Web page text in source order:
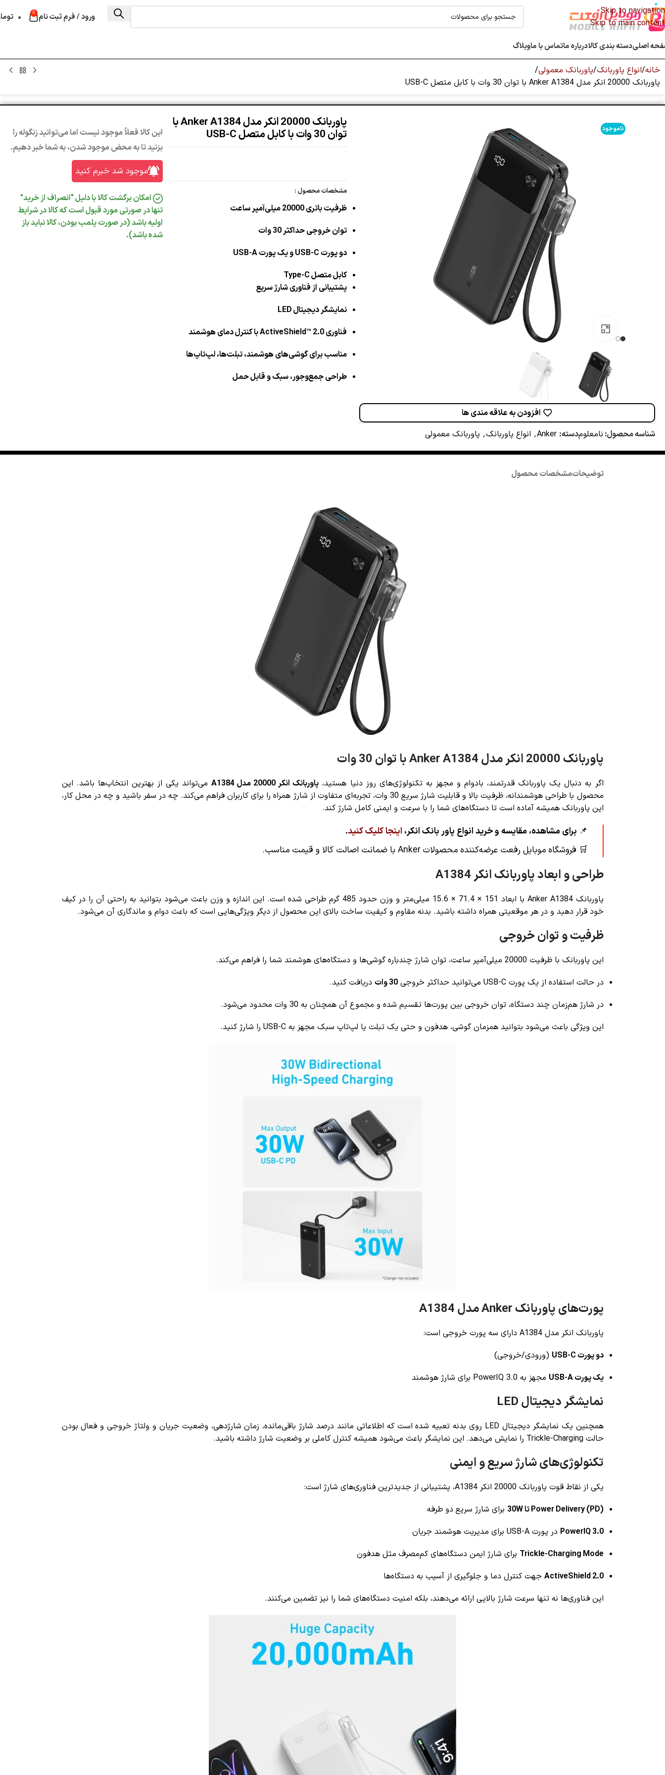
Skip to navigation
Skip to main content
ورود / فرم ثبت نام 0 ۰
اصلیدسته بندی کالادرباره ماتماس با ماوبلاگ
خانه انواع پاوربانک پاوربانک معمولی
پاوربانک 20000 انکر مدل Anker A1384 با توان 30 وات با کابل متصل USB-C
ناموجود
برای بزرگنمایی کلیک کنید
افزودن به علاقه مندی ها
شناسه محصول: نامعلومدسته: Anker
, انواع پاوربانک, پاوربانک معمولی
پاوربانک 20000 انکر مدل Anker A1384 با
توان 30 وات با کابل متصل USB-C
مشخصات محصول :
ظرفیت باتری20000 میلی‌آمپر ساعت
توان خروجیحداکثر 30 وات
دو پورت USB-C و یک پورت USB-A
کابل متصل Type-C
پشتیبانی از فناوری شارژ سریع
نمایشگر دیجیتال LED
فناوری ActiveShield™ 2.0 با کنترل دمای هوشمند
مناسب برای گوشی‌های هوشمند، تبلت‌ها، لپ‌تاپ‌ها
طراحیجمع‌وجور، سبک و قابل حمل
این کالا فعلاً موجود نیست اما می‌توانید زنگوله را
بزنید تا به محض موجود شدن، به شما خبر دهیم.
موجود شد خبرم کنید
امکان برگشت کالا با دلیل "انصراف از خرید"
تنها در صورتی مورد قبول است که کالا در شرایط
اولیه باشد (در صورت پلمب بودن، کالا نباید باز
شده باشد).
توضیحاتمشخصات محصول
پاوربانک 20000 انکر مدل Anker A1384 با توان 30 وات
اگر به دنبال یک پاوربانک قدرتمند، بادوام و مجهز به تکنولوژی‌های روز دنیا هستید، پاوربانک انکر 20000 مدل A1384
می‌تواند یکی از بهترین انتخاب‌ها باشد. این
محصول با طراحی هوشمندانه، ظرفیت بالا و قابلیت شارژ سریع 30 وات، تجربه‌ای متفاوت از شارژ همراه را برای کاربران فراهم می‌کند. چه در سفر باشید و چه در محل کار،
این پاوربانک همیشه آماده است تا دستگاه‌های شما را با سرعت و ایمنی کامل شارژ کند.
📌 برای مشاهده، مقایسه و خرید انواع پاور بانک انکر، اینجا کلیک کنید.
🛒 فروشگاه موبایل رفعت عرضه‌کننده محصولات Anker با ضمانت اصالت کالا و قیمت مناسب .
طراحی و ابعاد پاوربانک انکر A1384
پاوربانک Anker A1384 با ابعاد 151 × 71.4 × 15.6 میلی‌متر و وزن حدود 485 گرم طراحی شده است. این اندازه و وزن باعث می‌شود بتوانید به راحتی آن را در کیف
خود قرار دهید و در هر موقعیتی همراه داشته باشید. بدنه مقاوم و کیفیت ساخت بالای این محصول از دیگر ویژگی‌هایی است که باعث دوام و ماندگاری آن می‌شود.
ظرفیت و توان خروجی
این پاوربانک با ظرفیت 20000 میلی‌آمپر ساعت، توان شارژ چندباره گوشی‌ها و دستگاه‌های هوشمند شما را فراهم می‌کند.
در حالت استفاده از یک پورت USB-C می‌توانید حداکثر خروجی
30 وات
دریافت کنید.
در شارژ هم‌زمان چند دستگاه، توان خروجی بین پورت‌ها تقسیم شده و مجموع آن همچنان به 30 وات محدود می‌شود.
این ویژگی باعث می‌شود بتوانید همزمان گوشی، هدفون و حتی یک تبلت یا لپ‌تاپ سبک مجهز به USB-C را شارژ کنید.
پورت‌های پاوربانک Anker مدل A1384
پاوربانک انکر مدل A1384 دارای سه پورت خروجی است:
دو پورت USB-C
(ورودی/خروجی)
یک پورت USB-A
مجهز به PowerIQ 3.0 برای شارژ هوشمند
نمایشگر دیجیتال LED
همچنین یک نمایشگر دیجیتال LED روی بدنه تعبیه شده است که اطلاعاتی مانند درصد شارژ باقی‌مانده، زمان شارژدهی، وضعیت جریان و ولتاژ خروجی و فعال بودن
حالت Trickle-Charging را نمایش می‌دهد. این نمایشگر باعث می‌شود همیشه کنترل کاملی بر وضعیت شارژ داشته باشید.
تکنولوژی‌های شارژ سریع و ایمنی
یکی از نقاط قوت پاوربانک 20000 انکر A1384، پشتیبانی از جدیدترین فناوری‌های شارژ است:
Power Delivery (PD) تا 30W
برای شارژ سریع دو طرفه
PowerIQ 3.0 در پورت USB-A برای مدیریت هوشمند جریان
Trickle-Charging Mode برای شارژ ایمن دستگاه‌های کم‌مصرف مثل هدفون
ActiveShield 2.0 جهت کنترل دما و جلوگیری از آسیب به دستگاه‌ها
این فناوری‌ها نه تنها سرعت شارژ بالایی ارائه می‌دهند، بلکه امنیت دستگاه‌های شما را نیز تضمین می‌کنند.